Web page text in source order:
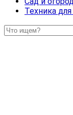
Техника